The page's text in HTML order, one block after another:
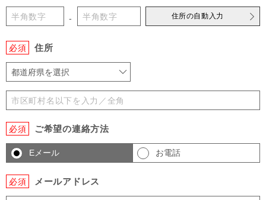
- 住所の自動入力
必須 住所
都道府県を選択
必須 ご希望の連絡方法
Eメール お電話
必須 メールアドレス